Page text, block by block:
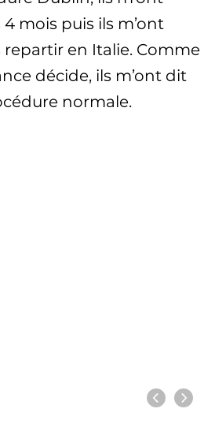
mois puis ils m’ont
en Italie. Comme
décide, ils m’ont dit
normale.